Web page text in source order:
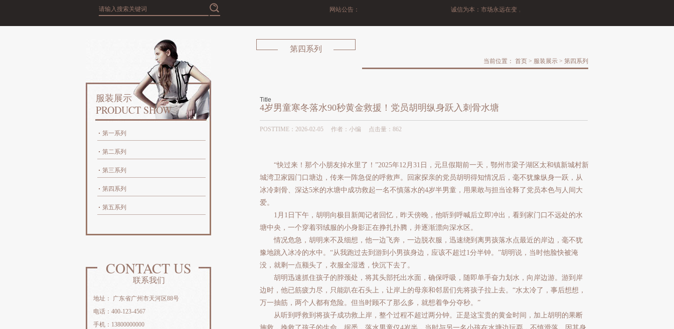
网站公告： 诚信为本：市场永远在变，诚信永远不变。
服装展示
PRODUCT SHOW
第一系列
第二系列
第三系列
第四系列
第五系列
CONTACT US
联系我们
地址： 广东省广州市天河区88号
电话：400-123-4567
手机：13800000000
第四系列
当前位置： 首页 > 服装展示 > 第四系列
Title
4岁男童寒冬落水90秒黄金救援！党员胡明纵身跃入刺骨水塘
POSTTIME：2026-02-05 作者：小编 点击量： 862
“快过来！那个小朋友掉水里了！”2025年12月31日，元旦假期前一天，鄂州市梁子湖区太和镇新城村新
城湾卫家园门口塘边，传来一阵急促的呼救声。回家探亲的党员胡明得知情况后，毫不犹豫纵身一跃，从
冰冷刺骨、深达5米的水塘中成功救起一名不慎落水的4岁半男童，用果敢与担当诠释了党员本色与人间大
爱。
1月1日下午，胡明向极目新闻记者回忆，昨天傍晚，他听到呼喊后立即冲出，看到家门口不远处的水
塘中央，一个穿着羽绒服的小身影正在挣扎扑腾，并逐渐漂向深水区。
情况危急，胡明来不及细想，他一边飞奔，一边脱衣服，迅速绕到离男孩落水点最近的岸边，毫不犹
豫地跳入冰冷的水中。“从我跑过去到游到小男孩身边，应该不超过1分半钟。”胡明说，当时他脸快被淹
没，就剩一点额头了，衣服全湿透，快沉下去了。
胡明迅速抓住孩子的脖颈处，将其头部托出水面，确保呼吸，随即单手奋力划水，向岸边游。游到岸
边时，他已筋疲力尽，只能趴在石头上，让岸上的母亲和邻居们先将孩子拉上去。“水太冷了，事后想想，
万一抽筋，两个人都有危险。但当时顾不了那么多，就想着争分夺秒。”
从听到呼救到将孩子成功救上岸，整个过程不超过两分钟。正是这宝贵的黄金时间，加上胡明的果断